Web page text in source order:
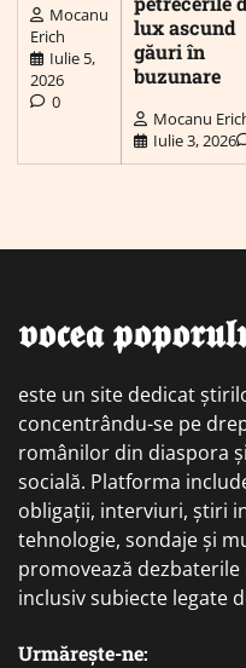
Mocanu
Erich
Iulie 5,
2026
0
lux ascund
găuri în
buzunare
Mocanu
Iulie 3, 2026
𝖛𝖔𝖈𝖊𝖆
este un site dedicat
concentrându-se pe
românilor din diaspora
socială. Platforma
obligații, interviuri, știri
tehnologie, sondaje și
promovează
inclusiv subiecte legate
Urmărește-ne: